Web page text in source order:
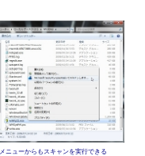
ニューからもスキャンを実行できる